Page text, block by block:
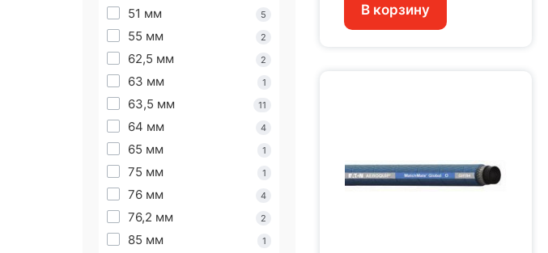
51 мм 5
55 мм 2
62,5 мм 2
63 мм 1
63,5 мм 11
64 мм 4
65 мм 1
75 мм 1
76 мм 4
76,2 мм 2
85 мм 1
В корзину